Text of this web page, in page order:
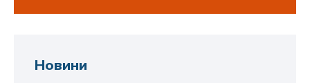
Новини